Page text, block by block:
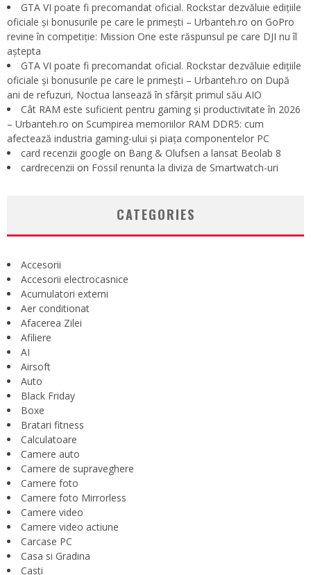
GTA VI poate fi precomandat oficial. Rockstar dezvăluie edițiile
oficiale și bonusurile pe care le primești – Urbanteh.ro on GoPro
revine în competiție: Mission One este răspunsul pe care DJI nu îl
aștepta
GTA VI poate fi precomandat oficial. Rockstar dezvăluie edițiile
oficiale și bonusurile pe care le primești – Urbanteh.ro on După
ani de refuzuri, Noctua lansează în sfârșit primul său AIO
Cât RAM este suficient pentru gaming și productivitate în 2026
– Urbanteh.ro on Scumpirea memoriilor RAM DDR5: cum
afectează industria gaming-ului și piața componentelor PC
card recenzii google on Bang & Olufsen a lansat Beolab 8
cardrecenzii on Fossil renunta la diviza de Smartwatch-uri
CATEGORIES
Accesorii
Accesorii electrocasnice
Acumulatori externi
Aer conditionat
Afacerea Zilei
Afiliere
AI
Airsoft
Auto
Black Friday
Boxe
Bratari fitness
Calculatoare
Camere auto
Camere de supraveghere
Camere foto
Camere foto Mirrorless
Camere video
Camere video actiune
Carcase PC
Casa si Gradina
Casti